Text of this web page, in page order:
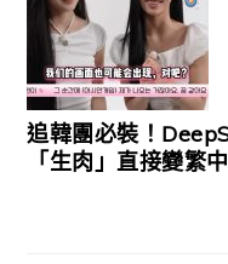
追韓團必裝！
「生肉」直接變繁